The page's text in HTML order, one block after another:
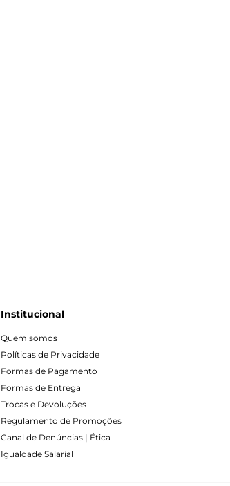
Institucional
Quem somos
Políticas de Privacidade
Formas de Pagamento
Formas de Entrega
Trocas e Devoluções
Regulamento de Promoções
Canal de Denúncias | Ética
Igualdade Salarial